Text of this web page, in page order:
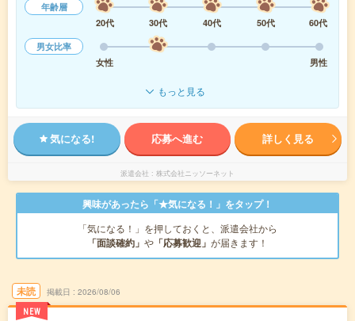
年齢層
20代
30代 40代 50代
60代
男女比率
女性
男性
もっと見る
気になる! 応募へ進む 詳しく見る
派遣会社 株式会社ニッソーネット
興味があったら「★気になる！」をタップ！
「気になる！」を押しておくと、派遣会社から
「面談確約」 や 「応募歓迎」 が届きます！
未読
NEW
掲載日 2026/08/06